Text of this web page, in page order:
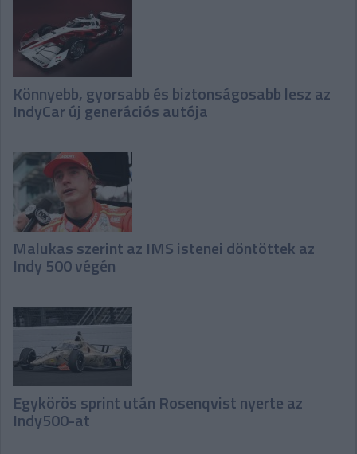
Könnyebb, gyorsabb és biztonságosabb lesz az
IndyCar új generációs autója
Malukas szerint az IMS istenei döntöttek az
Indy 500 végén
Egykörös sprint után Rosenqvist nyerte az
Indy500-at